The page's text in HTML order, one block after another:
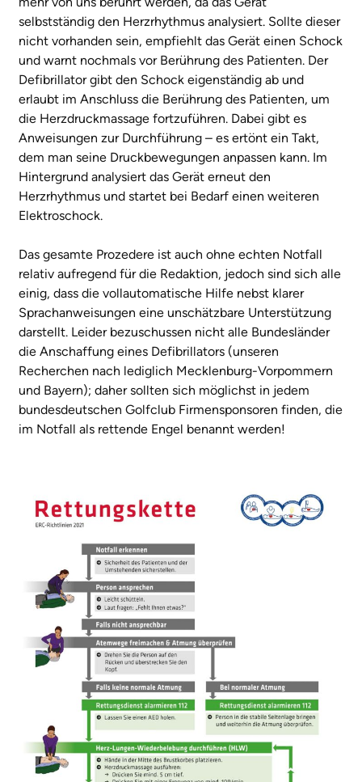
selbstständig den Herzrhythmus analysiert. Sollte dieser
nicht vorhanden sein, empfiehlt das Gerät einen Schock
und warnt nochmals vor Berührung des Patienten. Der
Defibrillator gibt den Schock eigenständig ab und
erlaubt im Anschluss die Berührung des Patienten, um
die Herzdruckmassage fortzuführen. Dabei gibt es
Anweisungen zur Durchführung – es ertönt ein Takt,
dem man seine Druckbewegungen anpassen kann. Im
Hintergrund analysiert das Gerät erneut den
Herzrhythmus und startet bei Bedarf einen weiteren
Elektroschock.
Das gesamte Prozedere ist auch ohne echten Notfall
relativ aufregend für die Redaktion, jedoch sind sich alle
einig, dass die vollautomatische Hilfe nebst klarer
Sprachanweisungen eine unschätzbare Unterstützung
darstellt. Leider bezuschussen nicht alle Bundesländer
die Anschaffung eines Defibrillators (unseren
Recherchen nach lediglich Mecklenburg-Vorpommern
und Bayern); daher sollten sich möglichst in jedem
bundesdeutschen Golfclub Firmensponsoren finden, die
im Notfall als rettende Engel benannt werden!